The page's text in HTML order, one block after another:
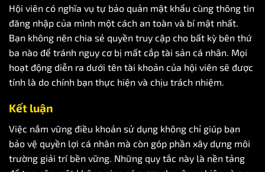
Hội viên có nghĩa vụ tự bảo quản mật khẩu cùng thông tin
đăng nhập của mình một cách an toàn và bí mật nhất.
Bạn không nên chia sẻ quyền truy cập cho bất kỳ bên thứ
ba nào để tránh nguy cơ bị mất cắp tài sản cá nhân. Mọi
hoạt động diễn ra dưới tên tài khoản của hội viên sẽ được
tính là do chính bạn thực hiện và chịu trách nhiệm.
Kết luận
Việc nắm vững điều khoản sử dụng không chỉ giúp bạn
bảo vệ quyền lợi cá nhân mà còn góp phần xây dựng môi
trường giải trí bền vững. Những quy tắc này là nền tảng